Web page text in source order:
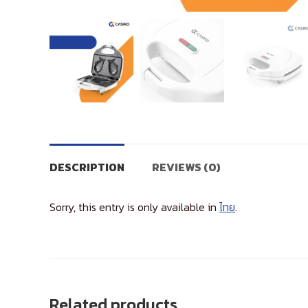
DESCRIPTION REVIEWS (0)
Sorry, this entry is only available in ไทย.